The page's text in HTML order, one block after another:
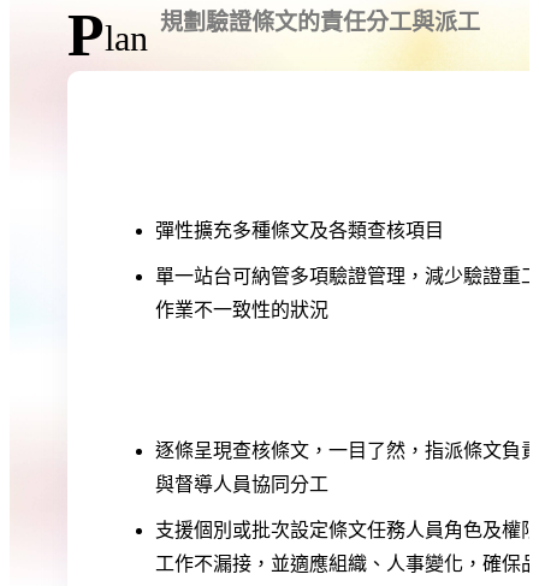
Plan 規劃驗證條文的責任分工與派工
彈性擴充多種條文及各類查核項目
單一站台可納管多項驗證管理，減少驗證重
作業不一致性的狀況
逐條呈現查核條文，一目了然，指派條文負
與督導人員協同分工
支援個別或批次設定條文任務人員角色及權
工作不漏接，並適應組織、人事變化，確保